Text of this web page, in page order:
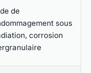
de
sous
corrosion